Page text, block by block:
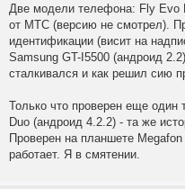
s
Две модели телефона: Fly Evo
от МТС (версию не смотрел).
идентификации (висит на
Samsung GT-I5500 (андроид
сталкивался и как решил сию
Только что проверен еще
Duo (андроид 4.2.2) - та же
Проверен на планшете
работает. Я в смятении.